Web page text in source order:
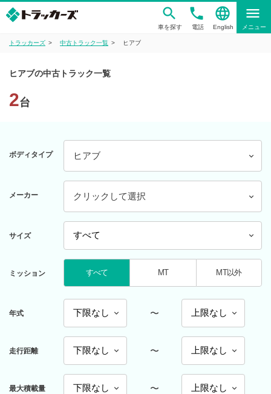
車を探す
phone
電話
language
English
menu
メニュー
トラッカーズ 中古トラック一覧 ヒアブ
ヒアブの中古トラック一覧
2台
ボディタイプ ヒアブ
メーカー クリックして選択
サイズ
ミッション すべて MT MT以外
年式 〜
走行距離 〜
最大積載量 〜